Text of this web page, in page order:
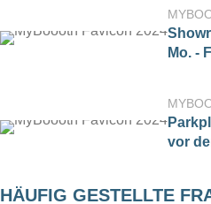
Mo. -
vor
HÄUFIG GESTELLTE